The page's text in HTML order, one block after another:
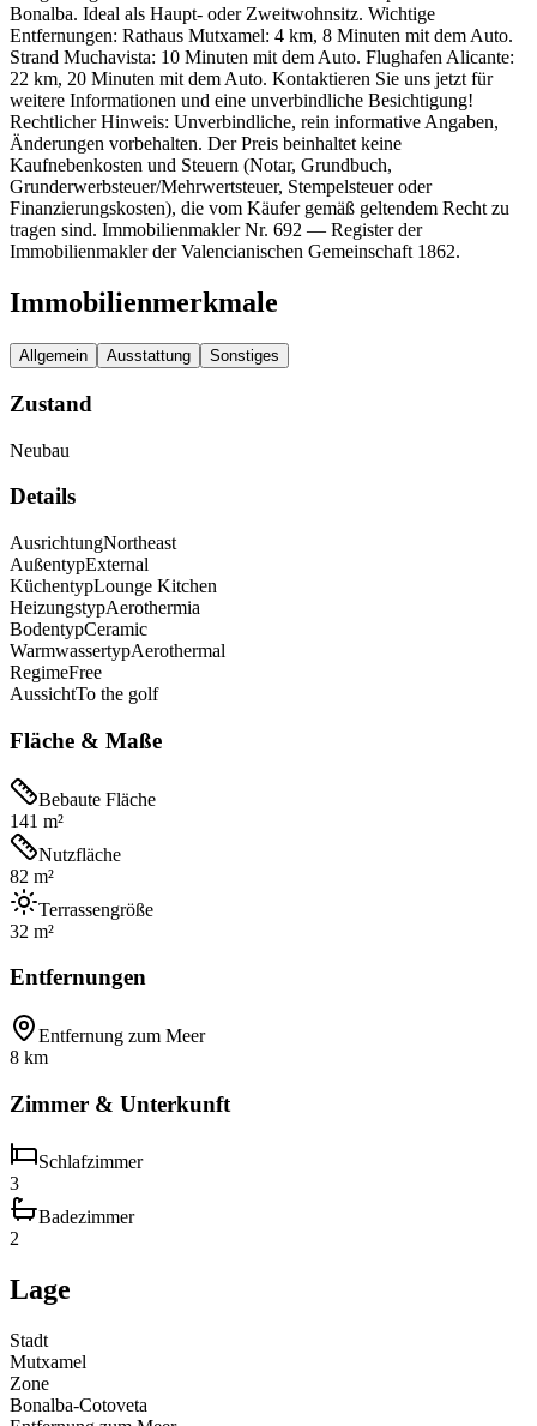
Bonalba. Ideal als Haupt- oder Zweitwohnsitz. Wichtige
Entfernungen: Rathaus Mutxamel: 4 km, 8 Minuten mit dem Auto.
Strand Muchavista: 10 Minuten mit dem Auto. Flughafen Alicante:
22 km, 20 Minuten mit dem Auto. Kontaktieren Sie uns jetzt für
weitere Informationen und eine unverbindliche Besichtigung!
Rechtlicher Hinweis: Unverbindliche, rein informative Angaben,
Änderungen vorbehalten. Der Preis beinhaltet keine
Kaufnebenkosten und Steuern (Notar, Grundbuch,
Grunderwerbsteuer/Mehrwertsteuer, Stempelsteuer oder
Finanzierungskosten), die vom Käufer gemäß geltendem Recht zu
tragen sind. Immobilienmakler Nr. 692 — Register der
Immobilienmakler der Valencianischen Gemeinschaft 1862.
Immobilienmerkmale
Allgemein Ausstattung Sonstiges
Zustand
Neubau
Details
AusrichtungNortheast
AußentypExternal
KüchentypLounge Kitchen
HeizungstypAerothermia
BodentypCeramic
WarmwassertypAerothermal
RegimeFree
AussichtTo the golf
Fläche & Maße
Bebaute Fläche
141 m²
Nutzfläche
82 m²
Terrassengröße
32 m²
Entfernungen
Entfernung zum Meer
8 km
Zimmer & Unterkunft
Schlafzimmer
3
Badezimmer
2
Lage
Stadt
Mutxamel
Zone
Bonalba-Cotoveta